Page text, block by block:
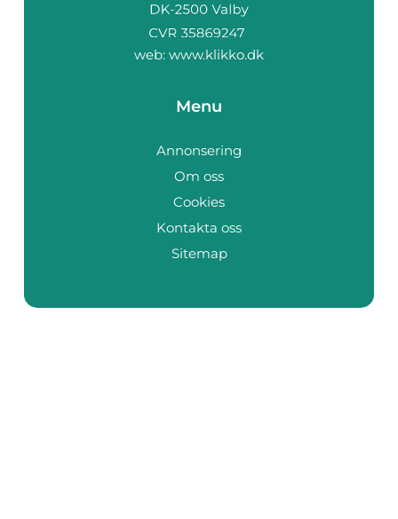
web: www.klikko.dk
Menu
Annonsering
Om oss
Cookies
Kontakta oss
Sitemap